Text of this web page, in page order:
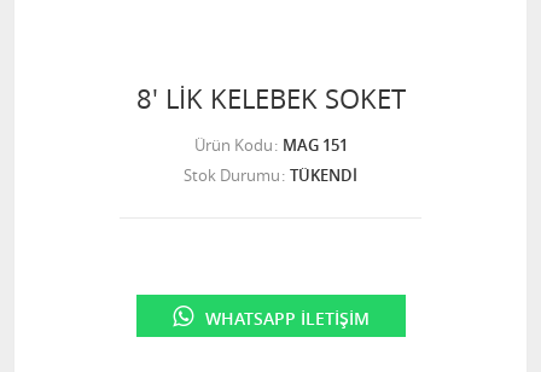
8' LİK KELEBEK SOKET
Ürün Kodu MAG 151
Stok Durumu TÜKENDİ
WHATSAPP İLETIŞIM